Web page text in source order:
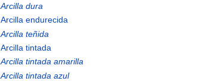
Arcilla dura
Arcilla endurecida
Arcilla teñida
Arcilla tintada
Arcilla tintada amarilla
Arcilla tintada azul